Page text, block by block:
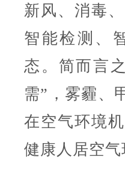
新风、消毒
智能检测、
态。简而言
需”，雾霾、
在空气环境
健康人居空气